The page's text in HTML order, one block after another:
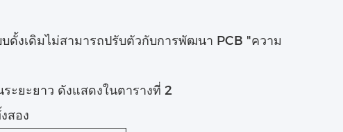
ดั้งเดิมไม่สามารถปรับตัวกับการพัฒนา PCB "ความ
ะยะยาว ดังแสดงในตารางที่ 2
สอง